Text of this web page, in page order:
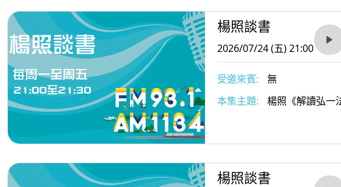
楊照談書
2026/07/24 (五) 21:00
受邀來賓:
無
本集主題:
楊照《解讀弘一
楊照談書